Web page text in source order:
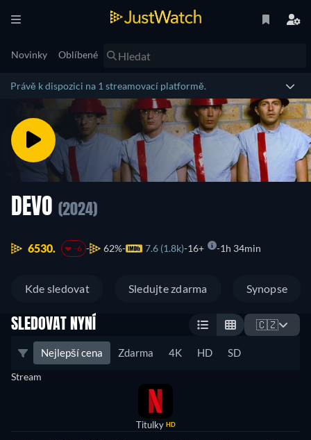
Novinky Oblíbené
Právě k dispozici na 1 streamovací platformě.
DEVO (2024)
6530. -6 62% 7.6 (1.8k) 16+ 1h 34min
Kde sledovat Sledujte zdarma Synopse
SLEDOVAT NYNÍ 🇨🇿
Nejlepší cena Zdarma 4K HD SD
Stream
Titulky HD